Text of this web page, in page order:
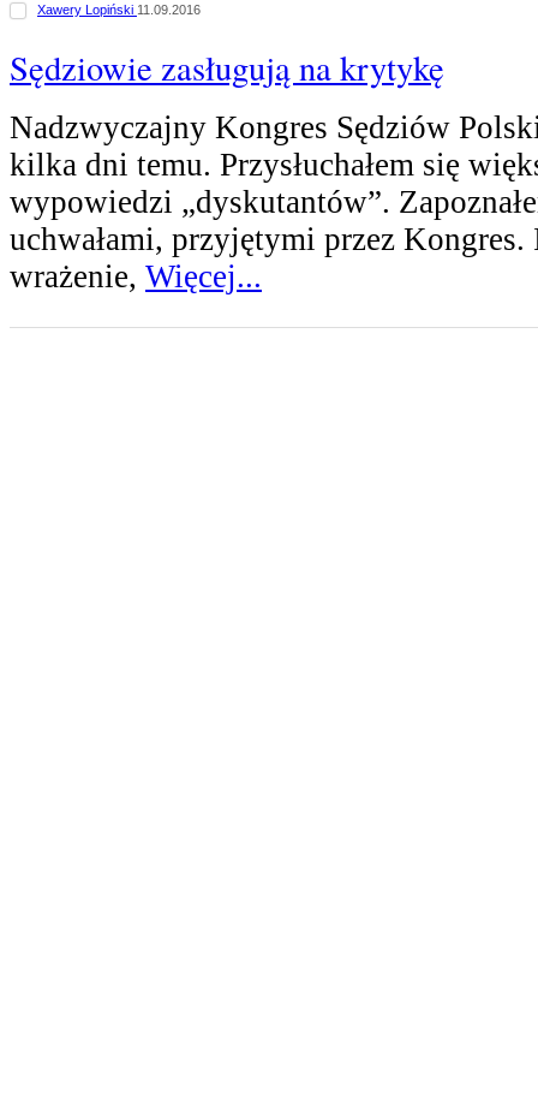
Xawery Lopiński 11.09.2016
Sędziowie zasługują na krytykę
Nadzwyczajny Kongres Sędziów
kilka dni temu. Przysłuchałem się
wypowiedzi „dyskutantów”.
uchwałami, przyjętymi przez Kongres.
wrażenie, Więcej...